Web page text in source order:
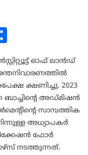
Share
ഓഫ് ലാന്‍ഡ്
ക്ഷണിച്ചു. 2023
ബാച്ചിന്റെ അഡ്മിഷന്‍
സാമ്പത്തിക
അധ്യാപകര്‍
ഫോര്‍
നടത്തുന്നത്.